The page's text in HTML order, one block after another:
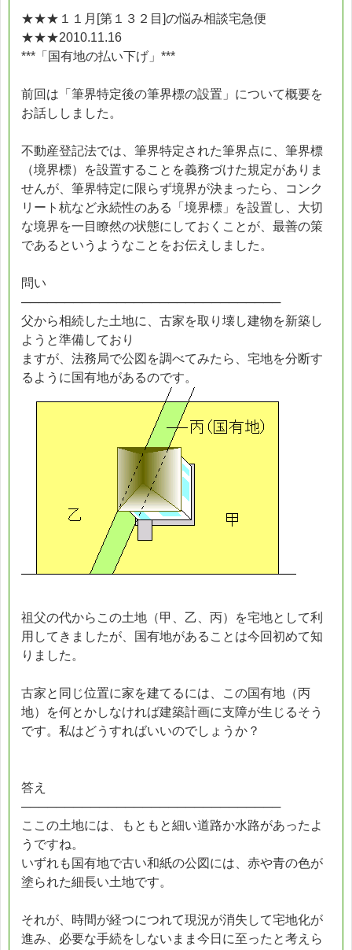
★★★１１月[第１３２目]の悩み相談宅急便
★★★2010.11.16
***「国有地の払い下げ」***
前回は「筆界特定後の筆界標の設置」について概要を
お話ししました。
不動産登記法では、筆界特定された筆界点に、筆界標
（境界標）を設置することを義務づけた規定がありま
せんが、筆界特定に限らず境界が決まったら、コンク
リート杭など永続性のある「境界標」を設置し、大切
な境界を一目瞭然の状態にしておくことが、最善の策
であるというようなことをお伝えしました。
問い
──────────────────────────────
父から相続した土地に、古家を取り壊し建物を新築し
ようと準備しており
ますが、法務局で公図を調べてみたら、宅地を分断す
るように国有地があるのです。
祖父の代からこの土地（甲、乙、丙）を宅地として利
用してきましたが、国有地があることは今回初めて知
りました。
古家と同じ位置に家を建てるには、この国有地（丙
地）を何とかしなければ建築計画に支障が生じるそう
です。私はどうすればいいのでしょうか？
答え
──────────────────────────────
ここの土地には、もともと細い道路か水路があったよ
うですね。
いずれも国有地で古い和紙の公図には、赤や青の色が
塗られた細長い土地です。
それが、時間が経つにつれて現況が消失して宅地化が
進み、必要な手続をしないまま今日に至ったと考えら